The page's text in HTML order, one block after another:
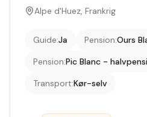
Alpe d'Huez, Frankrig
Guide:Ja Pension:Ours
Pension:Pic Blanc -
Transport:Kør-selv